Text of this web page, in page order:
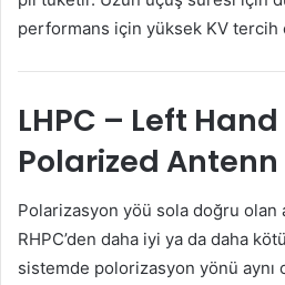
performans için yüksek KV tercih
LHPC – Left
Polarized Antenn
Polarizasyon yöü sola doğru
RHPC’den daha iyi ya da daha
sistemde polorizasyon yönü aynı